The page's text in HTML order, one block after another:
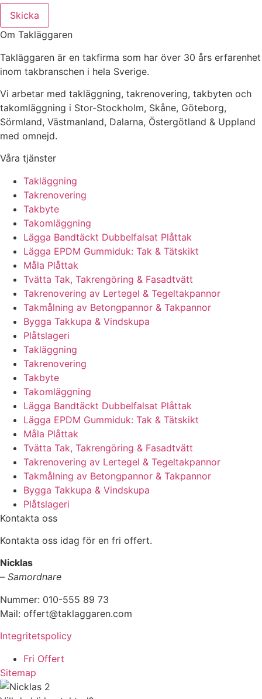
Skicka
Om Takläggaren
Takläggaren är en takfirma som har över 30 års erfarenhet
inom takbranschen i hela Sverige.
Vi arbetar med takläggning, takrenovering, takbyten och
takomläggning i Stor-Stockholm, Skåne, Göteborg,
Sörmland, Västmanland, Dalarna, Östergötland & Uppland
med omnejd.
Våra tjänster
Takläggning
Takrenovering
Takbyte
Takomläggning
Lägga Bandtäckt Dubbelfalsat Plåttak
Lägga EPDM Gummiduk: Tak & Tätskikt
Måla Plåttak
Tvätta Tak, Takrengöring & Fasadtvätt
Takrenovering av Lertegel & Tegeltakpannor
Takmålning av Betongpannor & Takpannor
Bygga Takkupa & Vindskupa
Plåtslageri
Takläggning
Takrenovering
Takbyte
Takomläggning
Lägga Bandtäckt Dubbelfalsat Plåttak
Lägga EPDM Gummiduk: Tak & Tätskikt
Måla Plåttak
Tvätta Tak, Takrengöring & Fasadtvätt
Takrenovering av Lertegel & Tegeltakpannor
Takmålning av Betongpannor & Takpannor
Bygga Takkupa & Vindskupa
Plåtslageri
Kontakta oss
Kontakta oss idag för en fri offert.
Nicklas
– Samordnare
Nummer: 010-555 89 73
Mail: offert@taklaggaren.com
Integritetspolicy
Fri Offert
Sitemap